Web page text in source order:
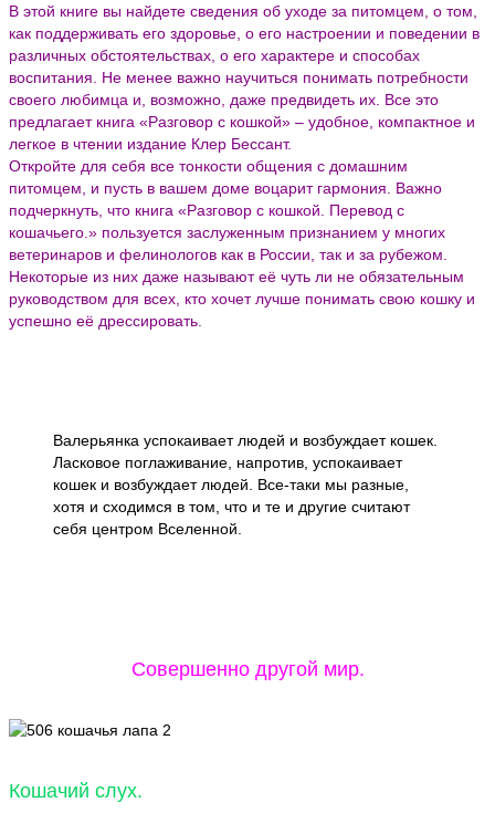
В этой книге вы найдете сведения об уходе за питомцем, о том,
как поддерживать его здоровье, о его настроении и поведении в
различных обстоятельствах, о его характере и способах
воспитания. Не менее важно научиться понимать потребности
своего любимца и, возможно, даже предвидеть их. Все это
предлагает книга «Разговор с кошкой» – удобное, компактное и
легкое в чтении издание Клер Бессант.
Откройте для себя все тонкости общения с домашним
питомцем, и пусть в вашем доме воцарит гармония. Важно
подчеркнуть, что книга «Разговор с кошкой. Перевод с
кошачьего.» пользуется заслуженным признанием у многих
ветеринаров и фелинологов как в России, так и за рубежом.
Некоторые из них даже называют её чуть ли не обязательным
руководством для всех, кто хочет лучше понимать свою кошку и
успешно её дрессировать.
Валерьянка успокаивает людей и возбуждает кошек.
Ласковое поглаживание, напротив, успокаивает
кошек и возбуждает людей. Все-таки мы разные,
хотя и сходимся в том, что и те и другие считают
себя центром Вселенной.
Совершенно другой мир.
Кошачий слух.